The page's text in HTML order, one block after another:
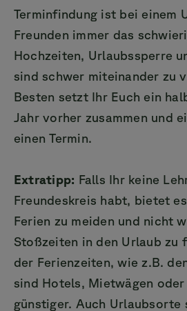
Terminfindung ist bei einem
Freunden immer das
Hochzeiten, Urlaubssperre
sind schwer miteinander zu
Besten setzt Ihr Euch ein
Jahr vorher zusammen und
einen Termin.
Extratipp: Falls Ihr keine
Freundeskreis habt, bietet
Ferien zu meiden und nicht
Stoßzeiten in den Urlaub zu
der Ferienzeiten, wie z.B.
sind Hotels, Mietwägen
günstiger. Auch Urlaubsorte